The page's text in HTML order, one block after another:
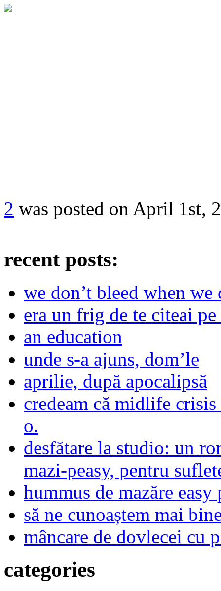
2 was posted on April 1st,
recent posts:
we don’t bleed when we
era un frig de te citeai
an education
unde s-a ajuns, dom’le
aprilie, după apocalipsă
credeam că midlife crisis
o.
desfătare la studio: un
mazi-peasy, pentru
hummus de mazăre easy
să ne cunoaștem mai
mâncare de dovlecei cu
categories